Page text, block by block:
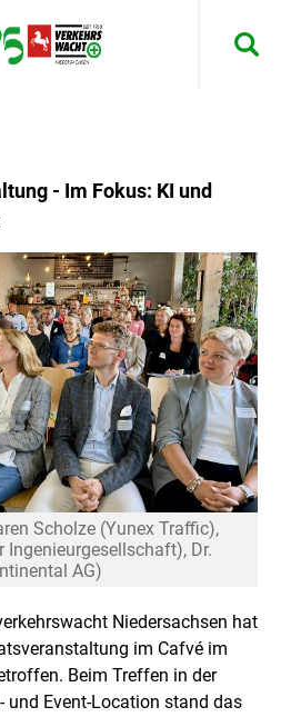
- Im Fokus: KI und
Scholze (Yunex Traffic),
Ingenieurgesellschaft), Dr.
AG)
Niedersachsen hat
im Cafvé im
Beim Treffen in der
und Event-Location stand das